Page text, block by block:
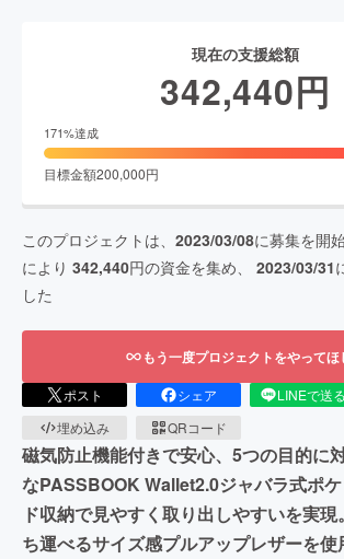
現在の支援総額
342,440円
171%達成
目標金額200,000円
このプロジェクトは、 2023/03/08に募集を開
により 342,440円の資金を集め、 2023/03/31
した
もう一度プロジェクトをやってほ
ポスト シェア LINEで送る
埋め込み
QRコード
磁気防止機能付きで安心、5つの目的に
なPASSBOOK Wallet2.0ジャバラ式ポ
ド収納で見やすく取り出しやすいを実
ち運べるサイズ感プルアップレザーを